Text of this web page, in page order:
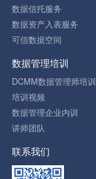
数据信托服务
数据资产入表服务
可信数据空间
数据管理培训
DCMM数据管理师培训
培训视频
数据管理企业内训
讲师团队
联系我们